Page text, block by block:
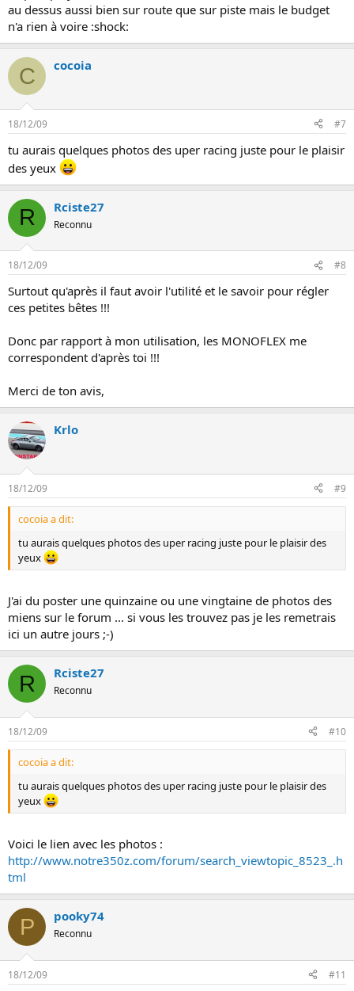
au dessus aussi bien sur route que sur piste mais le budget
n'a rien à voire :shock:
C cocoia
18/12/09 #7
tu aurais quelques photos des uper racing juste pour le plaisir
des yeux
R Rciste27
Reconnu
18/12/09 #8
Surtout qu'après il faut avoir l'utilité et le savoir pour régler
ces petites bêtes !!!
Donc par rapport à mon utilisation, les MONOFLEX me
correspondent d'après toi !!!
Merci de ton avis,
Krlo
18/12/09 #9
cocoia a dit:
tu aurais quelques photos des uper racing juste pour le plaisir des
yeux
J'ai du poster une quinzaine ou une vingtaine de photos des
miens sur le forum ... si vous les trouvez pas je les remetrais
ici un autre jours ;-)
R Rciste27
Reconnu
18/12/09 #10
cocoia a dit:
tu aurais quelques photos des uper racing juste pour le plaisir des
yeux
Voici le lien avec les photos :
http://www.notre350z.com/forum/search_viewtopic_8523_.h
tml
P pooky74
Reconnu
18/12/09 #11